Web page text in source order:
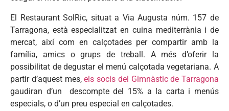
El Restaurant SolRic, situat a Via Augusta núm. 157 de
Tarragona, està especialitzat en cuina mediterrània i de
mercat, així com en calçotades per compartir amb la
família, amics o grups de treball. A més d’oferir la
possibilitat de degustar el menú calçotada vegetariana. A
partir d’aquest mes,els socis del Gimnàstic de Tarragona
gaudiran d’un descompte del 15% a la carta i menús
especials, o d’un preu especial en calçotades.